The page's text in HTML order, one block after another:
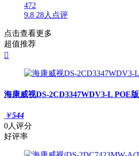
472
9.8 28人点评
点击查看更多
超值推荐

海康威视DS-2CD3347WDV3-L POE
￥544
0人评分
好评率